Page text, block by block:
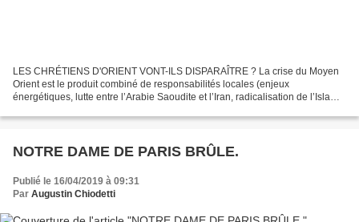
LES CHRÉTIENS D'ORIENT VONT-ILS DISPARAÎTRE ? La crise du Moyen
Orient est le produit combiné de responsabilités locales (enjeux
énergétiques, lutte entre l’Arabie Saoudite et l’Iran, radicalisation de l’Islam)
NOTRE DAME DE PARIS BRÛLE.
Publié le 16/04/2019 à 09:31
Par Augustin Chiodetti